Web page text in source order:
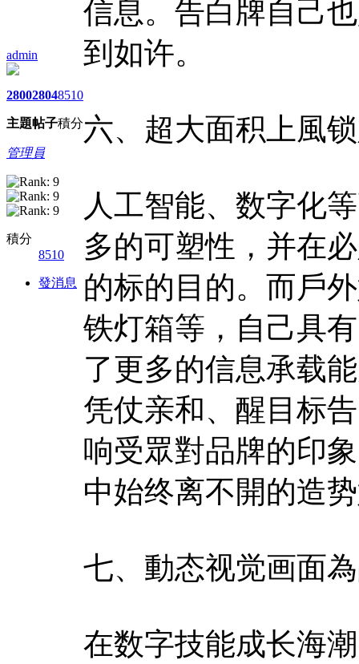
admin
2800
主題
2804
帖子
8510
積分
管理員
積分
8510
發消息
信息。告白牌自己
到如许。
六、超大面积上風
人工智能、数字化
多的可塑性，并在
的标的目的。而戶
铁灯箱等，自己具
了更多的信息承载
凭仗亲和、醒目标
响受眾對品牌的印
中始终离不開的造
七、動态视觉画面
在数字技能成长海